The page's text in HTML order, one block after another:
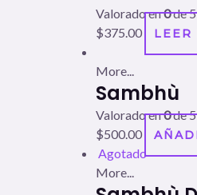
Valorado en0de 5
$375.00 LEER
More...
Sambhù
Valorado en0de 5
$500.00
Agotado
More...